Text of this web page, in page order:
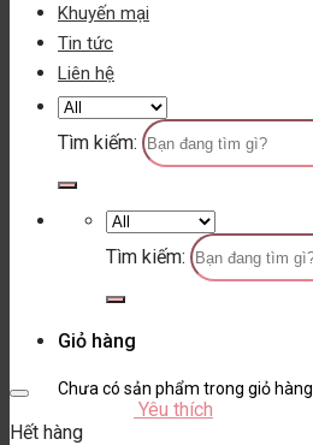
Khuyến mại
Tin tức
Liên hệ
Tìm kiếm:
Tìm kiếm:
Giỏ hàng
Chưa có sản phẩm trong giỏ hàng.
Yêu thích
Hết hàng